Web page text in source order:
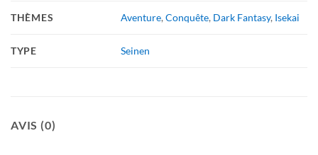
THÈMES Aventure,Conquête, Dark Fantasy, Isekai
TYPE Seinen
AVIS (0)